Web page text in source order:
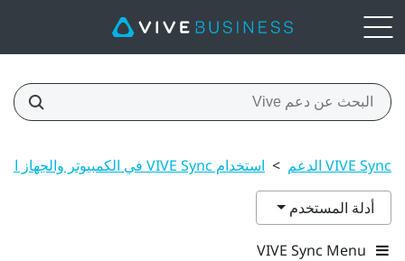
VIVE Sync الدعم > استخدام VIVE Sync في الكمبيوتر والجهاز الجوال
أدلة المستخدم
VIVE Sync Menu